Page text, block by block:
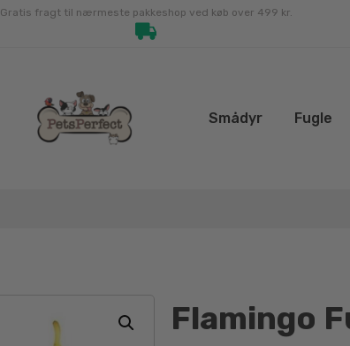
Gratis fragt til nærmeste pakkeshop ved køb over 499 kr.
Smådyr Fugle
Flamingo